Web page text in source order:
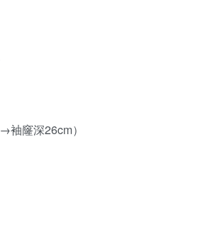
窿深26cm）